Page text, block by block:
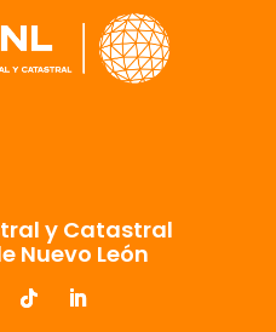
y Catastral
Nuevo León